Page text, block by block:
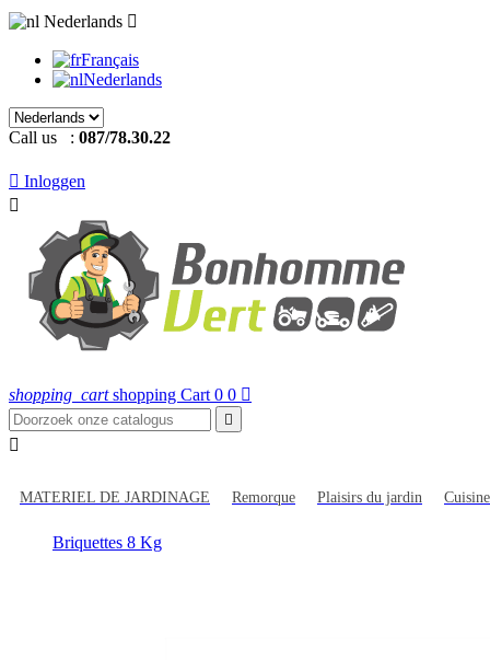
Nederlands 
Français
Nederlands
Call us : 087/78.30.22
 Inloggen

shopping_cart shopping Cart 0 0 


MATERIEL DE JARDINAGE Remorque Plaisirs du jardin
Briquettes 8 Kg